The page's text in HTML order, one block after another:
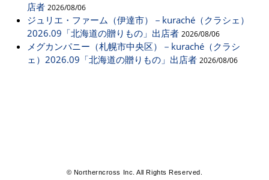
店者 2026/08/06
ジュリエ・ファーム（伊達市）－kuraché（クラシェ）
2026.09「北海道の贈りもの」出店者 2026/08/06
メグカンパニー（札幌市中央区）－kuraché（クラシ
ェ）2026.09「北海道の贈りもの」出店者 2026/08/06
© Northerncross Inc. All Rights Reserved.